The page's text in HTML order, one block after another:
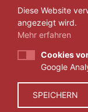
© 2026 ZEIT FÜR
Diese Website
angezeigt wird.
Mehr erfahren
Cookies
Google
SPEICHERN